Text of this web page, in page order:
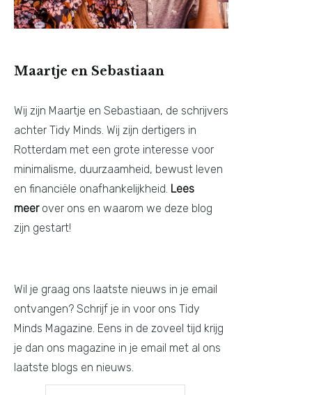
Maartje en Sebastiaan
Wij zijn Maartje en Sebastiaan, de schrijvers
achter Tidy Minds. Wij zijn dertigers in
Rotterdam met een grote interesse voor
minimalisme, duurzaamheid, bewust leven
en financiële onafhankelijkheid. Lees
meerover ons en waarom we deze blog
zijn gestart!
Wil je graag ons laatste nieuws in je email
ontvangen? Schrijf je in voor ons Tidy
Minds Magazine. Eens in de zoveel tijd krijg
je dan ons magazine in je email met al ons
laatste blogs en nieuws.